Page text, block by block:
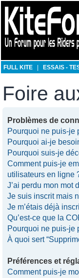
FULL KITE ESSAIS -
Foire
Problèmes de
Pourquoi ne puis-je
Pourquoi ai-je
Pourquoi suis-je
Comment puis-je
utilisateurs en ligne
J’ai perdu mon mot
Je suis inscrit mais
Je m’étais déjà
Qu’est-ce que la
Pourquoi ne puis-je
À quoi sert
Préférences et
Comment puis-je